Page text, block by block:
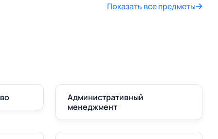
Показать все предметы
Административный
менеджмент